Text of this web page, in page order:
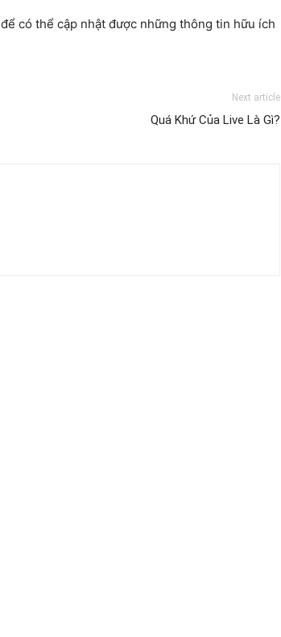
để có thể cập nhật được những thông tin hữu ích
Next article
Quá Khứ Của Live Là Gì?